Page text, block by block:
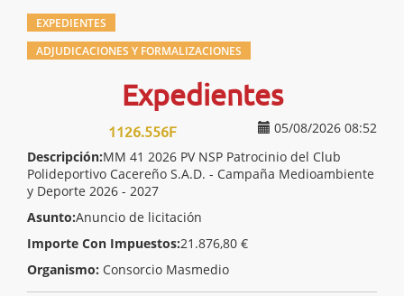
EXPEDIENTES
ADJUDICACIONES Y FORMALIZACIONES
Expedientes
05/08/2026 08:52
1126.556F
Descripción:MM 41 2026 PV NSP Patrocinio del Club
Polideportivo Cacereño S.A.D. - Campaña Medioambiente
y Deporte 2026 - 2027
Asunto:Anuncio de licitación
Importe Con Impuestos:21.876,80 €
Organismo: Consorcio Masmedio